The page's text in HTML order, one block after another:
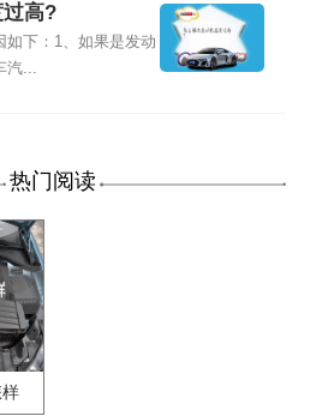
高?
如下：1、如果是发动
汽...
热门阅读